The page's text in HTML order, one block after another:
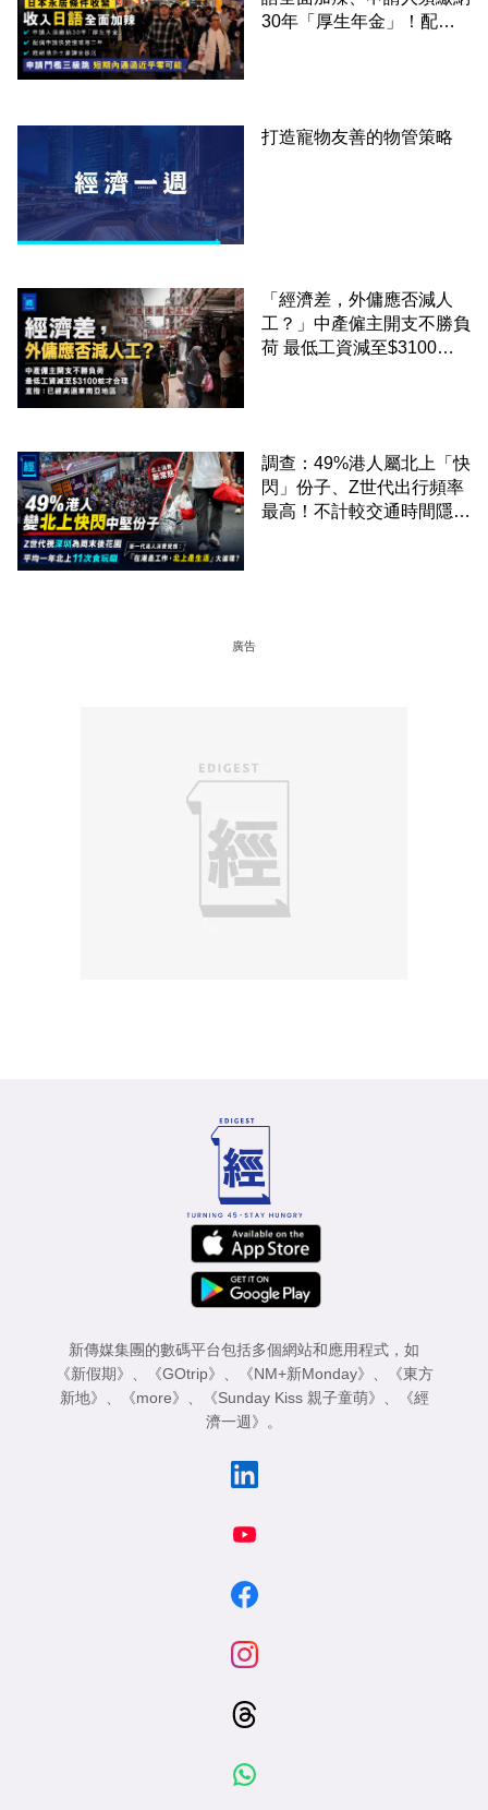
30年「厚生年金」！配偶
打造寵物友善的物管策略
「經濟差，外傭應否減人
工？」中產僱主開支不勝負
荷 最低工資減至$3100蚊
調查：49%港人屬北上「快
閃」份子、Z世代出行頻率
最高！不計較交通時間隱形
廣告
新傳媒集團的數碼平台包括多個網站和應用程式，如
《新假期》
《GOtrip》 《NM+新Monday》
《東方
新地》
《more》 《Sunday Kiss 親子童萌》
《經
濟一週》
。